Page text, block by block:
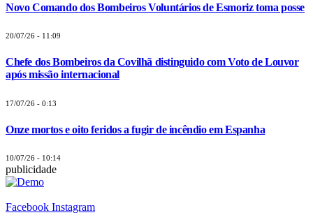
Novo Comando dos Bombeiros Voluntários de Esmoriz toma posse
20/07/26 - 11:09
Chefe dos Bombeiros da Covilhã distinguido com Voto de Louvor
após missão internacional
17/07/26 - 0:13
Onze mortos e oito feridos a fugir de incêndio em Espanha
10/07/26 - 10:14
publicidade
Facebook Instagram